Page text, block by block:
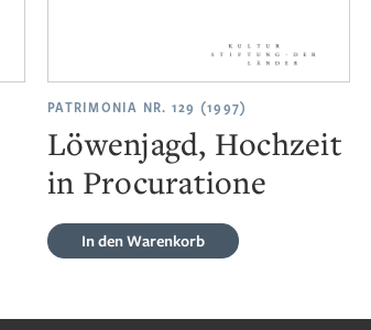
PATRIMONIA NR. 129 (1997)
Löwenjagd, Hochzeit
in Procuratione
In den Warenkorb